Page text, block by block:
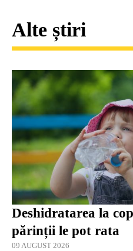
Alte știri
Deshidratarea la
părinții le pot rata
09 AUGUST 2026